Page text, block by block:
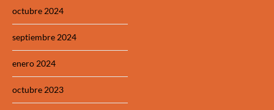
octubre 2024
septiembre 2024
enero 2024
octubre 2023